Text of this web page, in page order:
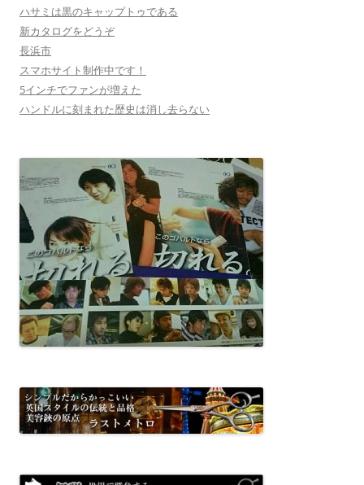
ン
ハサミは黒のキャップトゥである
新カタログをどうぞ
長浜市
スマホサイト制作中です！
5インチでファンが増えた
ハンドルに刻まれた歴史は消し去らない